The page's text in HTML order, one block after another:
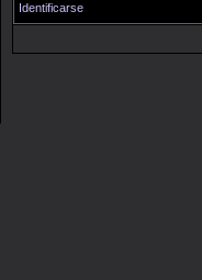
Identificarse